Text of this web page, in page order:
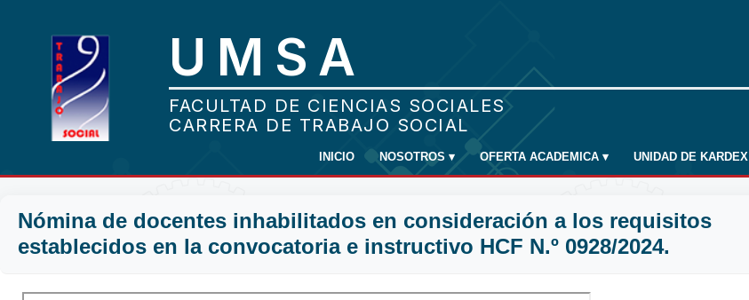
INICIO NOSOTROS ▾ OFERTA ACADEMICA ▾ UNIDAD DE KARDEX
Nómina de docentes inhabilitados en consideración a los requisitos
establecidos en la convocatoria e instructivo HCF N.º 0928/2024.